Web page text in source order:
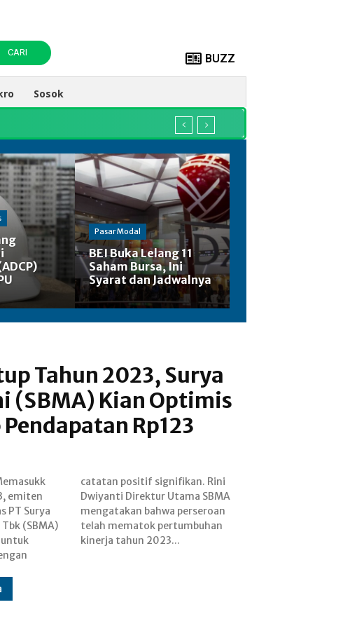
CARI BUZZ
Sosok
Pasar Modal
BEI Buka Lelang 11
Saham Bursa, Ini
Syarat dan Jadwalnya
Tahun 2023, Surya
(SBMA) Kian Optimis
Pendapatan Rp123
emiten
PT Surya
(SBMA)
untuk
Rini
SBMA
kinerja tahun 2023...